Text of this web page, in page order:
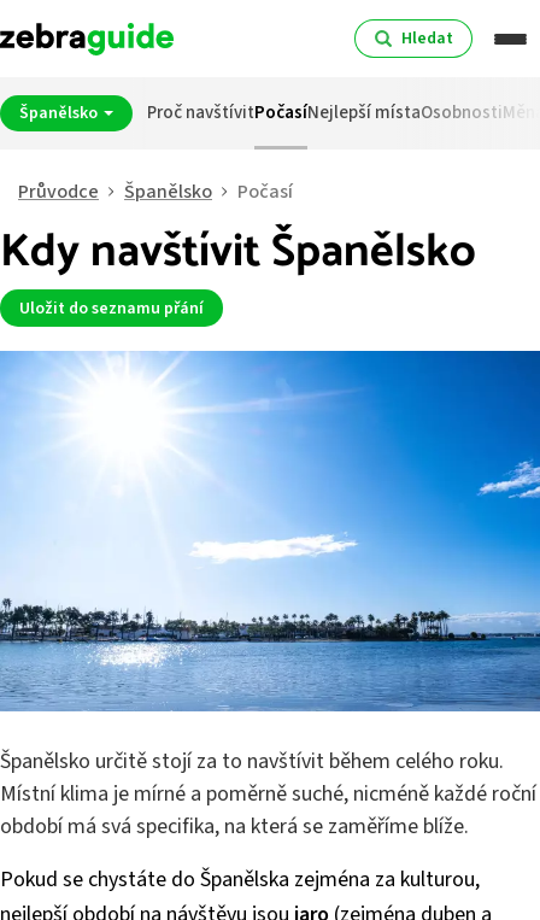
Hledat
Španělsko Proč navštívitPočasíNejlepší místaOsobnosti
Průvodce Španělsko Počasí
Kdy navštívit Španělsko
Uložit do seznamu přání
Španělsko určitě stojí za to navštívit během celého roku.
Místní klima je mírné a poměrně suché, nicméně každé roční
období má svá specifika, na která se zaměříme blíže.
Pokud se chystáte do Španělska zejména za kulturou,